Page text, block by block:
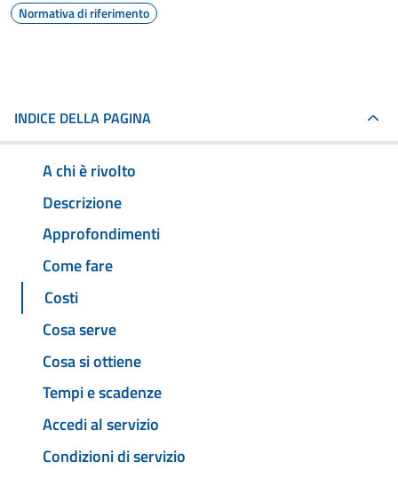
Normativa di riferimento
INDICE DELLA PAGINA
A chi è rivolto
Descrizione
Approfondimenti
Come fare
Costi
Cosa serve
Cosa si ottiene
Tempi e scadenze
Accedi al servizio
Condizioni di servizio